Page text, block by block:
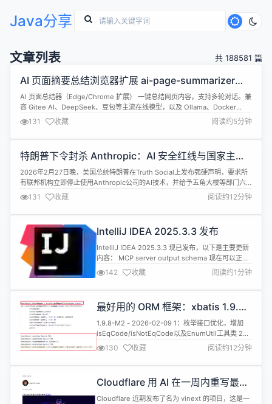
Java分享
文章列表 共 188581 篇
AI 页面摘要总结浏览器扩展 ai-page-summarizer
1.0.6 发布
AI 页面总结器（Edge/Chrome 扩展） 一键总结网页内容，支持多轮对话。兼
容 Gitee AI、DeepSeek、豆包等主流在线模型，以及 Ollama、Docker
Desktop AI、KoboldCpp 等本地模型。 ✨ 主要特性 支持 DeepSeek、豆
包、Gitee AI 等在线模型总结网页 支持 Ollama、Docker Deskt...
131 收藏 阅读约5分钟
特朗普下令封杀 Anthropic：AI 安全红线与国家主权
的激烈碰撞
2026年2月27日晚，美国总统特朗普在Truth Social上发布强硬声明，要求所
有联邦机构立即停止使用Anthropic公司的AI技术，并给予五角大楼等部门六
个月过渡期。他警告，如果Anthropic在过渡期间不全力配合，将动用总统全
部权力追究重大民事和刑事后果。几乎同时，国防部长赫格塞思宣布将
Anthropic列为“国家安全供应链风险”，禁止任何与美...
131 收藏 阅读约12分钟
IntelliJ IDEA 2025.3.3 发布
IntelliJ IDEA 2025.3.3 现已发布，以下是主要更新
内容： MCP server output schema 现在可以正确
处理 schema 中的默认属性，从而防止在结构化输
出期间出现无效 schema errors。[IJPL-230494]
配置代理后，IDE 后端下载功能现已按预期运行。
142 收藏 阅读约1分钟
最好用的 ORM 框架：xbatis 1.9.8-
M2 发布，基于 mybatis 的 ORM 框
架
1.9.8-M2 - 2026-02-09 1：枚举接口优化，增加
isEqCode/isNotEqCode以及EnumUtil工具类 2：
修复多个主键原生批量修改异常问题 3：修复在
spring初始化bean是无法使用mapper的问题 4：
@ModelEntityField 增加 强制修改的开关属性 5：
130 收藏 阅读约12分钟
Cloudflare 用 AI 在一周内重写最流
行的前端框架 Next.js
Cloudflare 近期发布了名为 vinext 的项目，这是一